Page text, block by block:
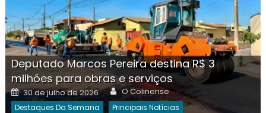
Deputado Marcos Pereira destina R$ 3
milhões para obras e serviços
Posted
on
30 de julho de 2026 Author
O Colinense
Destaques Da Semana Principais Notícias